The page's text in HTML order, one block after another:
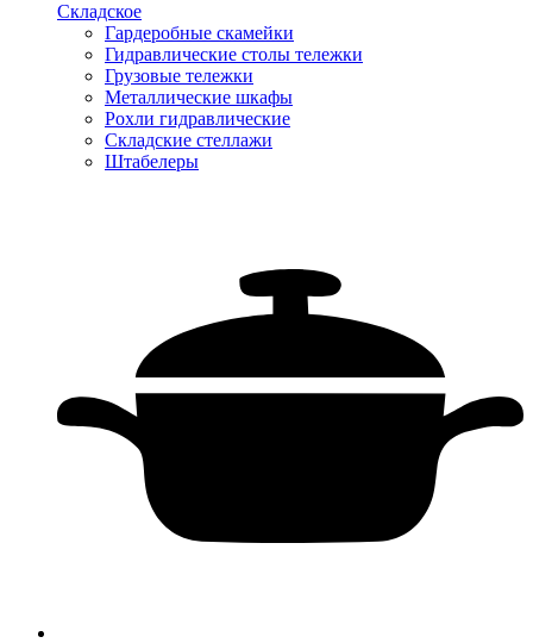
Складское
Гардеробные скамейки
Гидравлические столы тележки
Грузовые тележки
Металлические шкафы
Рохли гидравлические
Складские стеллажи
Штабелеры